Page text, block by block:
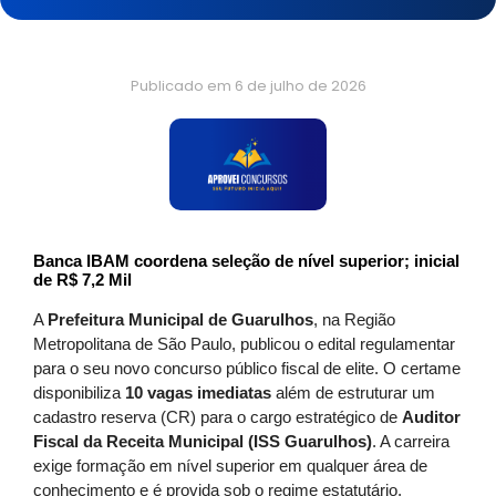
Publicado em 6 de julho de 2026
Banca IBAM coordena seleção de nível superior; inicial
de R$ 7,2 Mil
A Prefeitura Municipal de Guarulhos, na Região
Metropolitana de São Paulo, publicou o edital regulamentar
para o seu novo concurso público fiscal de elite. O certame
disponibiliza 10 vagas imediatas além de estruturar um
cadastro reserva (CR) para o cargo estratégico de Auditor
Fiscal da Receita Municipal (ISS Guarulhos). A carreira
exige formação em nível superior em qualquer área de
conhecimento e é provida sob o regime estatutário,